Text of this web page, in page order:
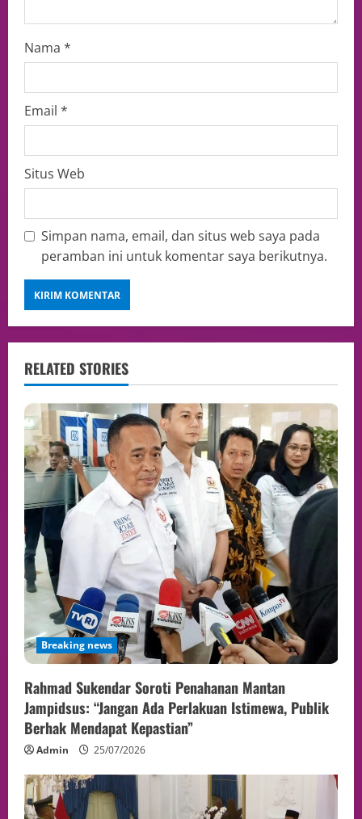
Nama *
Email *
Situs Web
Simpan nama, email, dan situs web saya pada
peramban ini untuk komentar saya berikutnya.
RELATED STORIES
Breaking news
Rahmad Sukendar Soroti Penahanan Mantan
Jampidsus: “Jangan Ada Perlakuan Istimewa, Publik
Berhak Mendapat Kepastian”
Admin 25/07/2026